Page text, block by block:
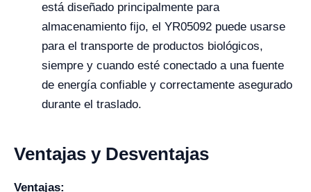
está diseñado principalmente para
almacenamiento fijo, el YR05092 puede usarse
para el transporte de productos biológicos,
siempre y cuando esté conectado a una fuente
de energía confiable y correctamente asegurado
durante el traslado.
Ventajas y Desventajas
Ventajas: